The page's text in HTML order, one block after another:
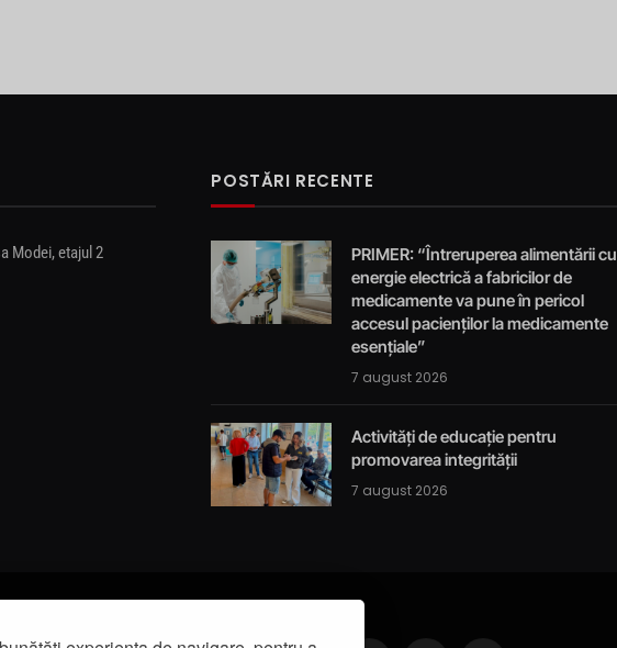
Modei, etajul 2
POSTĂRI RECENTE
PRIMER: “Întreruperea alimentării cu
energie electrică a fabricilor de
medicamente va pune în pericol
accesul pacienților la medicamente
esențiale”
7 august 2026
Activități de educație pentru
promovarea integrității
7 august 2026